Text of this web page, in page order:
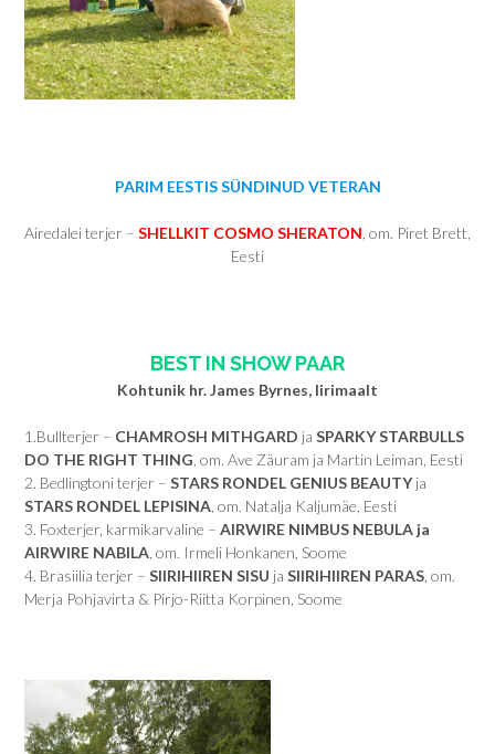
PARIM EESTIS SÜNDINUD VETERAN
Airedalei terjer – SHELLKIT COSMO SHERATON , om. Piret Brett,
Eesti
BEST IN SHOW PAAR
Kohtunik hr. James Byrnes, Iirimaalt
1.Bullterjer – CHAMROSH MITHGARD ja SPARKY STARBULLS
DO THE RIGHT THING , om. Ave Zäuram ja Martin Leiman, Eesti
2. Bedlingtoni terjer – STARS RONDEL GENIUS BEAUTYja
STARS RONDEL LEPISINA , om. Natalja Kaljumäe, Eesti
3. Foxterjer, karmikarvaline – AIRWIRE NIMBUS NEBULA ja
AIRWIRE NABILA , om. Irmeli Honkanen, Soome
4. Brasiilia terjer – SIIRIHIIREN SISU ja SIIRIHIIREN PARAS , om.
Merja Pohjavirta & Pirjo-Riitta Korpinen, Soome